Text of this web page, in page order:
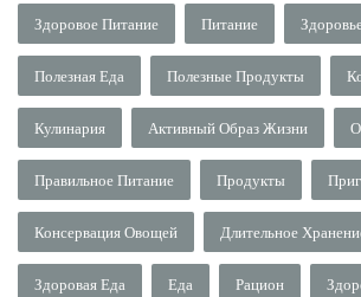
Здоровое Питание Питание
Полезная Еда Полезные Продукты
Кулинария Активный Образ Жизни
Правильное Питание Продукты
Консервация Овощей Длительное
Здоровая Еда Еда Рацион